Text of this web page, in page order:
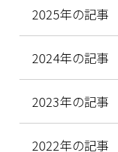
2025年の記事
2024年の記事
2023年の記事
2022年の記事